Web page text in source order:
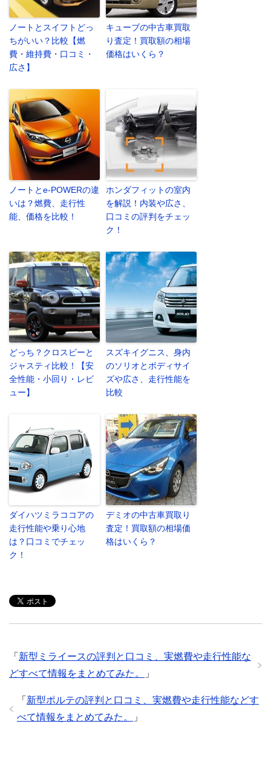
ノートとスイフトどっ
ちがいい？比較【燃
費・維持費・口コミ・
広さ】
キューブの中古車買取
り査定！買取額の相場
価格はいくら？
ノートとe-POWERの違
いは？燃費、走行性
能、価格を比較！
ホンダフィットの室内
を解説！内装や広さ、
口コミの評判をチェッ
ク！
どっち？クロスビーと
ジャスティ比較！【安
全性能・小回り・レビ
ュー】
スズキイグニス、身内
のソリオとボディサイ
ズや広さ、走行性能を
比較
ダイハツミラココアの
走行性能や乗り心地
は？口コミでチェッ
ク！
デミオの中古車買取り
査定！買取額の相場価
格はいくら？
「 新型ミライースの評判と口コミ、実燃費や走行性能な
どすべて情報をまとめてみた。
」
「 新型ポルテの評判と口コミ、実燃費や走行性能などす
べて情報をまとめてみた。
」